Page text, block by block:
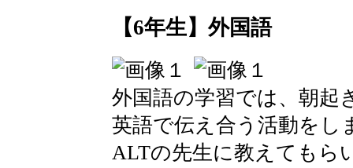
【6年生】外国語
外国語の学習では、朝起
英語で伝え合う活動をし
ALTの先生に教えてもら